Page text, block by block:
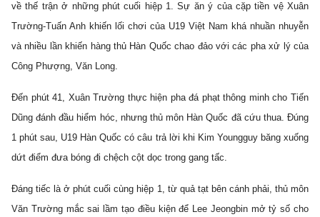
về thế trận ở những phút cuối hiệp 1. Sự ăn ý của cặp tiền vệ Xuân
Trường-Tuấn Anh khiến lối chơi của U19 Việt Nam khá nhuần nhuyễn
và nhiều lần khiến hàng thủ Hàn Quốc chao đảo với các pha xử lý của
Công Phượng, Văn Long.
Đến phút 41, Xuân Trường thực hiện pha đá phạt thông minh cho Tiến
Dũng đánh đầu hiểm hóc, nhưng thủ môn Hàn Quốc đã cứu thua. Đúng
1 phút sau, U19 Hàn Quốc có câu trả lời khi Kim Youngguy băng xuống
dứt điểm đưa bóng đi chệch cột dọc trong gang tấc.
Đáng tiếc là ở phút cuối cùng hiệp 1, từ quả tạt bên cánh phải, thủ môn
Văn Trường mắc sai lầm tạo điều kiện để Lee Jeongbin mở tỷ số cho